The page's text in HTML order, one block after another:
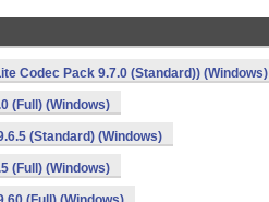
Codec Pack 9.7.0 (Standard)) (Windows)
(Full) (Windows)
(Standard) (Windows)
(Full) (Windows)